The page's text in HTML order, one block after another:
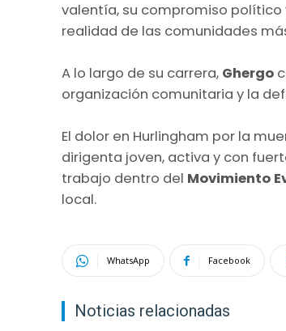
valentía, su compromiso
realidad de las comunidades
A lo largo de su carrera, Ghergo
organización comunitaria y la
El dolor en Hurlingham por la
dirigenta joven, activa y con
trabajo dentro del Movimiento
local.
WhatsApp Facebook
Noticias relacionadas